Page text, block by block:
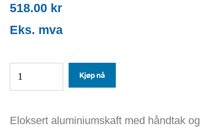
518.00 kr
Kjøp nå
Eloksert aluminiumskaft med håndtak og